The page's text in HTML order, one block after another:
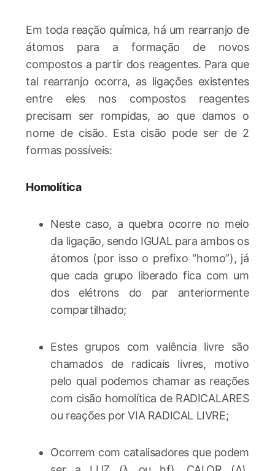
Em toda reação química, há um rearranjo de
átomos para a formação de novos
compostos a partir dos reagentes. Para que
tal rearranjo ocorra, as ligações existentes
entre eles nos compostos reagentes
precisam ser rompidas, ao que damos o
nome de cisão. Esta cisão pode ser de 2
formas possíveis:
Homolítica
Neste caso, a quebra ocorre no meio
da ligação, sendo IGUAL para ambos os
átomos (por isso o prefixo “homo”), já
que cada grupo liberado fica com um
dos elétrons do par anteriormente
compartilhado;
Estes grupos com valência livre são
chamados de radicais livres, motivo
pelo qual podemos chamar as reações
com cisão homolítica de RADICALARES
ou reações por VIA RADICAL LIVRE;
Ocorrem com catalisadores que podem